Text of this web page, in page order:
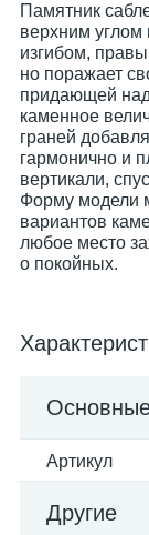
Памятник
верхним
изгибом,
но поражает
придающей
каменное
граней
гармонично и
вертикали,
Форму модели
вариантов
любое место
о покойных.
Артикул
Другие